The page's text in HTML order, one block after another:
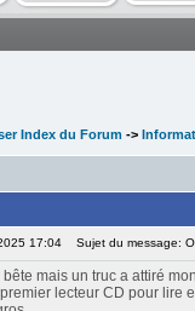
Index du Forum ->
17:04 Sujet du message:
mais un truc a attiré
lecteur CD pour lire